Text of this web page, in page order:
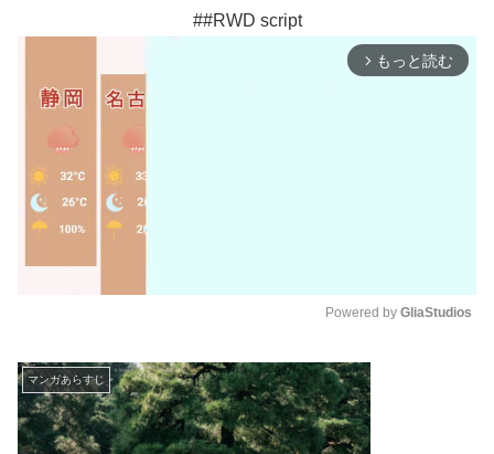
##RWD script
arrow_forward_ios もっと読む
Powered by GliaStudios
マンガあらすじ